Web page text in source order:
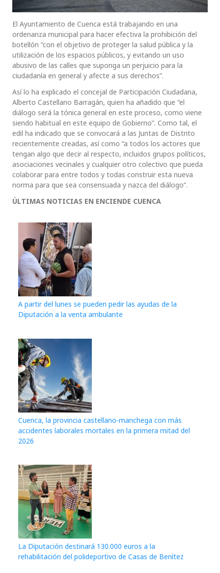
El Ayuntamiento de Cuenca está trabajando en una
ordenanza municipal para hacer efectiva la prohibición del
botellón “con el objetivo de proteger la salud pública y la
utilización de los espacios públicos, y evitando un uso
abusivo de las calles que suponga un perjuicio para la
ciudadanía en general y afecte a sus derechos”.
Así lo ha explicado el concejal de Participación Ciudadana,
Alberto Castellano Barragán, quien ha añadido que “el
diálogo será la tónica general en este proceso, como viene
siendo habitual en este equipo de Gobierno”. Como tal, el
edil ha indicado que se convocará a las Juntas de Distrito
recientemente creadas, así como “a todos los actores que
tengan algo que decir al respecto, incluidos grupos políticos,
asociaciones vecinales y cualquier otro colectivo que pueda
colaborar para entre todos y todas construir esta nueva
norma para que sea consensuada y nazca del diálogo”.
ÚLTIMAS NOTICIAS EN ENCIENDE CUENCA
A partir del lunes se pueden pedir las ayudas de la
Diputación a la venta ambulante
Cuenca, la provincia castellano-manchega con más
accidentes laborales mortales en la primera mitad del
2026
La Diputación destinará 130.000 euros a la
rehabilitación del polideportivo de Casas de Benítez